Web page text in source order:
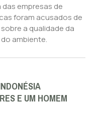
empresas de
foram acusados de
a qualidade da
ambiente.
E UM HOMEM